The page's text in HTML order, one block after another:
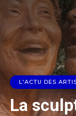
L'ACTU DES
La